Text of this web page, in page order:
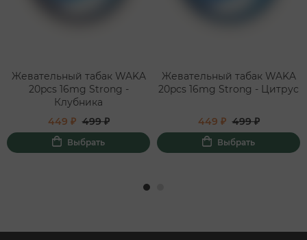
Жевательный табак WAKA
20pcs 16mg Strong -
Клубника
449 ₽ 499 ₽
Выбрать
Жевательный табак WAKA
20pcs 16mg Strong - Цитрус
449 ₽ 499 ₽
Выбрать